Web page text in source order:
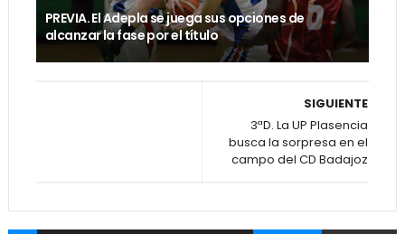
PREVIA. El Adepla se juega sus opciones de
alcanzar la fase por el título
SIGUIENTE
3ªD. La UP Plasencia
busca la sorpresa en el
campo del CD Badajoz